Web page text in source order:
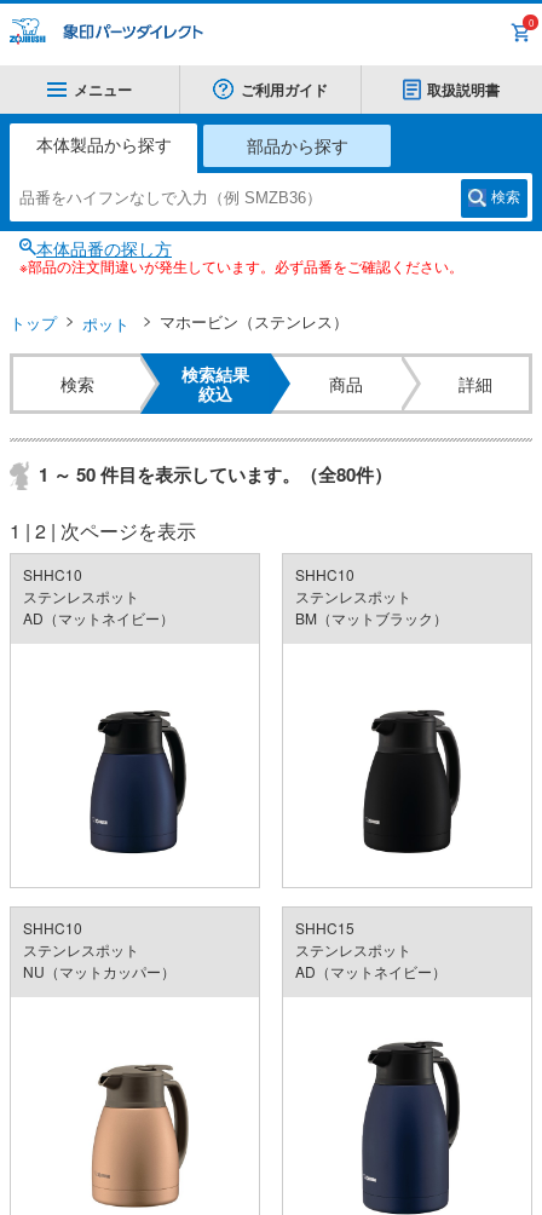
0
メニュー ご利用ガイド 取扱説明書
本体製品から探す 部品から探す
検索
本体品番の探し方
※部品の注文間違いが発生しています。必ず品番をご確認ください。
トップ ポット マホービン（ステンレス）
検索
検索結果
絞込
商品 詳細
1 ～ 50 件目を表示しています。（全80件）
1 | 2 | 次ページを表示
SHHC10
ステンレスポット
AD（マットネイビー）
SHHC10
ステンレスポット
BM（マットブラック）
SHHC10
ステンレスポット
NU（マットカッパー）
SHHC15
ステンレスポット
AD（マットネイビー）